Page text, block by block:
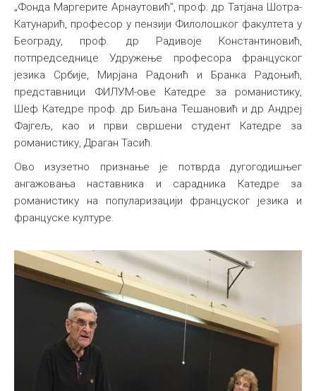
„Фонда Маргерите Арнаутовић”, проф. др Татјана Шотра-
Катунарић, професор у пензији Филолошког факултета у
Београду, проф. др Радивоје Константиновић,
потпредседнице Удружење професора француског
језика Србије, Мирјана Радонић и Бранка Радоњић,
представници ФИЛУМ-ове Катедре за романистику,
Шеф Катедре проф. др Биљана Тешановић и др Андреј
Фајгељ, као и први свршени студент Катедре за
романистику, Драган Тасић.
Ово изузетно признање је потврда дугогодишњег
ангажовања наставника и сарадника Катедре за
романистику на популаризацији француског језика и
француске културе.